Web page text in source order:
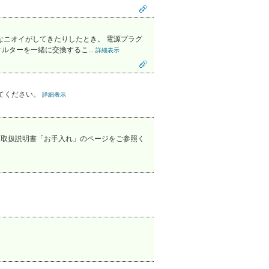
オイがしてきたりしたとき。 電源プラグ
ターを一緒に交換するこ... 詳細表示
ください。 詳細表示
扱説明書「お手入れ」のページをご参照く